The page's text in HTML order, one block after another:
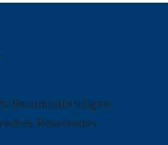
ResumenInteligente.com
Reservados